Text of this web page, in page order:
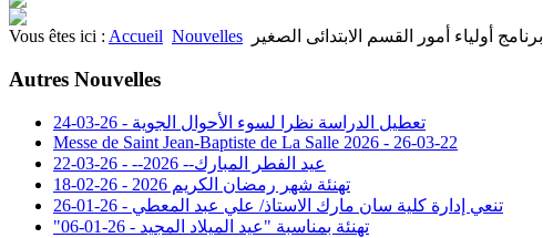
Vous êtes ici : Accueil Nouvelles برنامج أولياء أمور القسم الابتدائى الصغير
Autres Nouvelles
تعطيل الدراسة نظرا لسوء الأحوال الجوية - 26-03-24
Messe de Saint Jean-Baptiste de La Salle 2026 - 26-03-22
عيد الفطر المبارك-- 2026-- - 26-03-22
تهنئة شهر رمضان الكريم 2026 - 26-02-18
تنعي إدارة كلية سان مارك الاستاذ/ علي عبد المعطي - 26-01-26
"تهنئة بمناسبة "عيد الميلاد المجيد - 26-01-06